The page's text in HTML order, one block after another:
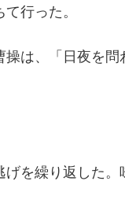
行った。
は、「日夜を
を繰り返した